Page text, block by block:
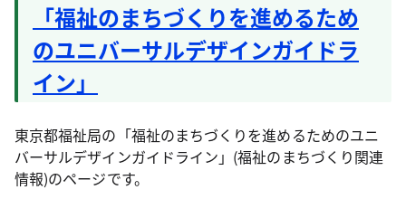
「福祉のまちづくりを進めるため
のユニバーサルデザインガイドラ
イン」
東京都福祉局の「福祉のまちづくりを進めるためのユニ
バーサルデザインガイドライン」(福祉のまちづくり関連
情報)のページです。